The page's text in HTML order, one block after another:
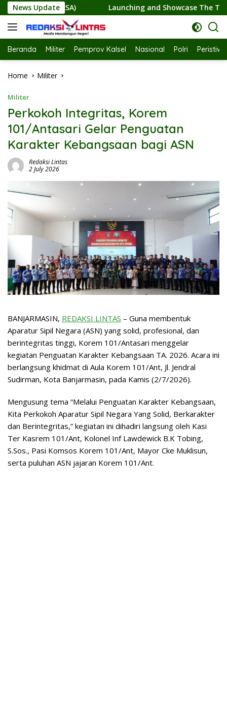
Skip
to
content
News Update
and Showcase The Technilreneur Park; Wagub Kalsel
Beranda Militer Pemprov Kalsel Nasional Polri
Home Militer
Militer
Perkokoh Integritas, Korem
101/Antasari Gelar Penguatan
Karakter Kebangsaan bagi ASN
Redaksi Lintas
2 July 2026
BANJARMASIN, REDAKSI LINTAS – Guna membentuk
Aparatur Sipil Negara (ASN) yang solid, profesional, dan
berintegritas tinggi, Korem 101/Antasari menggelar
kegiatan Penguatan Karakter Kebangsaan TA. 2026. Acara ini
berlangsung khidmat di Aula Korem 101/Ant, Jl. Jendral
Sudirman, Kota Banjarmasin, pada Kamis (2/7/2026).
Mengusung tema “Melalui Penguatan Karakter Kebangsaan,
Kita Perkokoh Aparatur Sipil Negara Yang Solid, Berkarakter
dan Berintegritas,” kegiatan ini dihadiri langsung oleh Kasi
Ter Kasrem 101/Ant, Kolonel Inf Lawdewick B.K Tobing,
S.Sos., Pasi Komsos Korem 101/Ant, Mayor Cke Muklisun,
serta puluhan ASN jajaran Korem 101/Ant.